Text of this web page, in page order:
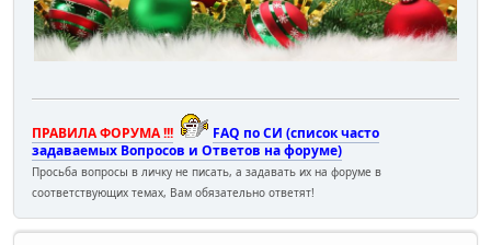
ПРАВИЛА ФОРУМА !!!
FAQ по СИ (список часто
задаваемых Вопросов и Ответов на форуме)
Просьба вопросы в личку не писать, а задавать их на форуме в
соответствующих темах, Вам обязательно ответят!